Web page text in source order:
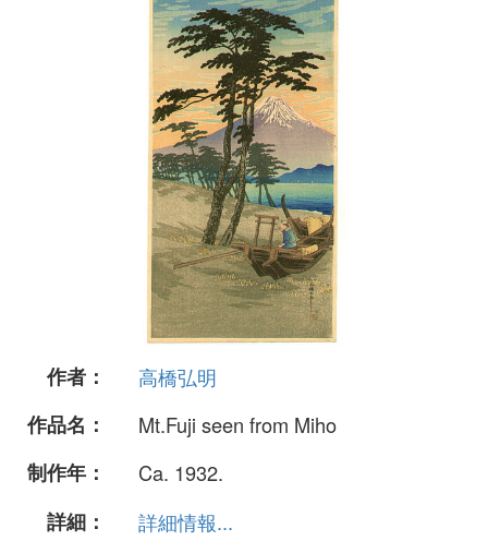
作者：
高橋弘明
作品名：
Mt.Fuji seen from Miho
制作年：
Ca. 1932.
詳細：
詳細情報...